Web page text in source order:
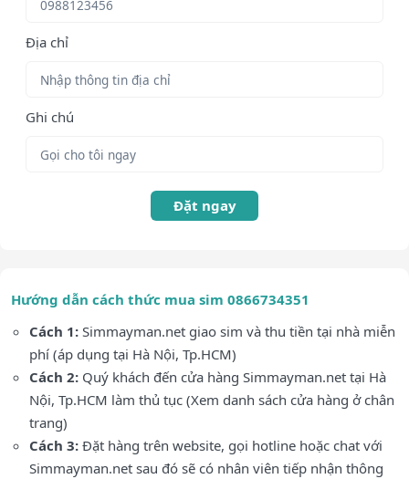
Địa chỉ
Ghi chú
Đặt ngay
Hướng dẫn cách thức mua sim 0866734351
Cách 1: Simmayman.net giao sim và thu tiền tại nhà miễn
phí (áp dụng tại Hà Nội, Tp.HCM)
Cách 2: Quý khách đến cửa hàng Simmayman.net tại Hà
Nội, Tp.HCM làm thủ tục (Xem danh sách cửa hàng ở chân
trang)
Cách 3: Đặt hàng trên website, gọi hotline hoặc chat với
Simmayman.net sau đó sẽ có nhân viên tiếp nhận thông